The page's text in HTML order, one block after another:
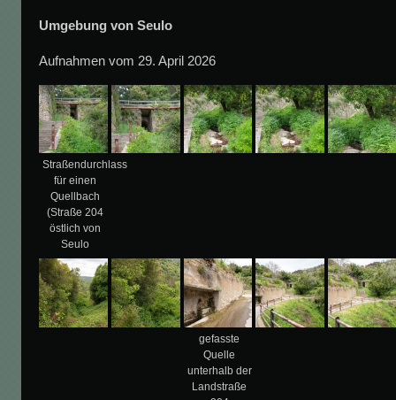
Umgebung von Seulo
Aufnahmen vom 29. April 2026
Straßendurchlass
für einen
Quellbach
(Straße 204
östlich von
Seulo
gefasste
Quelle
unterhalb der
Landstraße